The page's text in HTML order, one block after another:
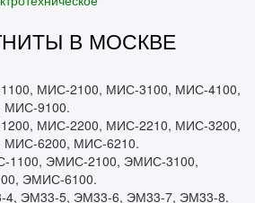
В МОСКВЕ
1100, МИС-2100, МИС-3100, МИС-4100,
МИС-9100.
1200, МИС-2200, МИС-2210, МИС-3200,
6200, МИС-6210.
1100, ЭМИС-2100, ЭМИС-3100,
ЭМИС-6100.
4, ЭМ33-5, ЭМ33-6, ЭМ33-7, ЭМ33-8.